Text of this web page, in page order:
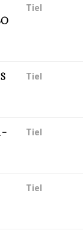
Tiel
Tiel
Tiel
Tiel